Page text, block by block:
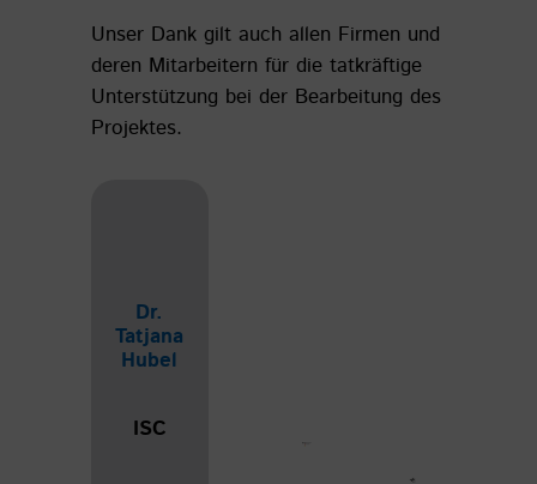
Unser Dank gilt auch allen Firmen und
deren Mitarbeitern für die tatkräftige
Unterstützung bei der Bearbeitung des
Projektes.
Dr.
Tatjana
Hubel
ISC